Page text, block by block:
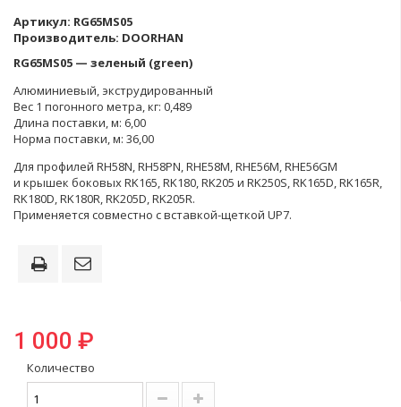
Артикул: RG65MS05
Производитель: DOORHAN
RG65МS05 — зеленый (green)
Алюминиевый, экструдированный
Вес 1 погонного метра, кг: 0,489
Длина поставки, м: 6,00
Норма поставки, м: 36,00
Для профилей RH58N, RH58PN, RHE58M, RHE56M, RHE56GM
и крышек боковых RK165, RK180, RK205 и RK250S, RK165D, RK165R,
RK180D, RK180R, RK205D, RK205R.
Применяется совместно с вставкой-щеткой UP7.
1 000 ₽
Количество